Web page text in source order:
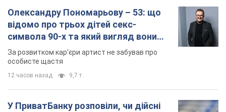
Олександру Пономарьову – 53: що
відомо про трьох дітей секс-
символа 90-х та який вигляд вони
мають
За розвитком кар'єри артист не забував про
особисте щастя
12 часов назад 9,7 т.
У ПриватБанку розповіли, чи дійсні